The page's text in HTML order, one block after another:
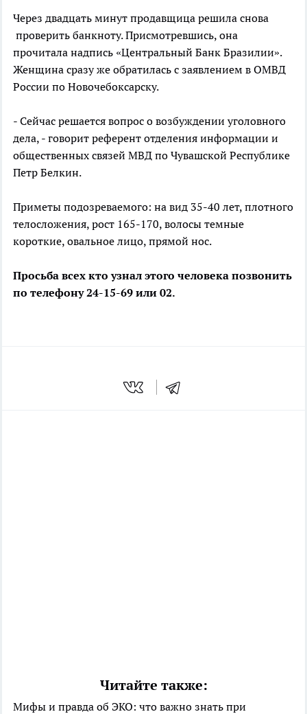
Через двадцать минут продавщица решила снова
проверить банкноту. Присмотревшись, она
прочитала надпись «Центральный Банк Бразилии».
Женщина сразу же обратилась с заявлением в ОМВД
России по Новочебоксарску.
- Сейчас решается вопрос о возбуждении уголовного
дела, - говорит референт отделения информации и
общественных связей МВД по Чувашской Республике
Петр Белкин.
Приметы подозреваемого: на вид 35-40 лет, плотного
телосложения, рост 165-170, волосы темные
короткие, овальное лицо, прямой нос.
Просьба всех кто узнал этого человека позвонить
по телефону 24-15-69 или 02.
Читайте также:
Мифы и правда об ЭКО: что важно знать при